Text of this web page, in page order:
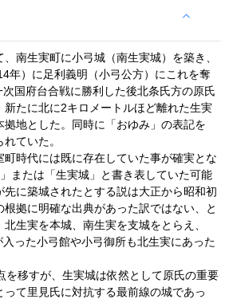
南生実町に小弓城（南生実城）を築き、
年）に足利義明（小弓公方）にこれを奪
国府台合戦に勝利した後北条氏方の原氏
たに北に2キロメートルほど離れた生実
地とした。同時に「おゆみ」の表記を
ていた。
時代には既に存在していた事が確実とな
または「生実城」と書き表していた可能
に築城されたとする説は大正から昭和初
拠に明確な出典があった訳ではない、と
生実を本城、南生実を支城をとらえ、
った小弓館や小弓御所も北生実にあった
を移すが、生実城は依然として原氏の重要
て里見氏に対抗する最前線の城であっ